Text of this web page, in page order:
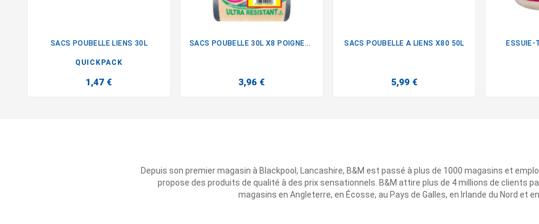
SACS POUBELLE LIENS 30L
QUICKPACK
1,47 €
SACS POUBELLE 30L X8 POIGNEES
3,96 €
SACS POUBELLE A LIENS X80 50L
5,99 €
ESSUIE-
Depuis son premier magasin à Blackpool, Lancashire, B&M est passé à plus de 1000 magasins et
propose des produits de qualité à des prix sensationnels. B&M attire plus de 4 millions de clients
magasins en Angleterre, en Écosse, au Pays de Galles, en Irlande du Nord et